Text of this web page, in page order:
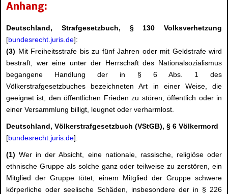
Anhang:
Deutschland, Strafgesetzbuch, § 130 Volksverhetzung
[bundesrecht.juris.de]:
(3) Mit Freiheitsstrafe bis zu fünf Jahren oder mit Geldstrafe wird
bestraft, wer eine unter der Herrschaft des Nationalsozialismus
begangene Handlung der in § 6 Abs. 1 des
Völkerstrafgesetzbuches bezeichneten Art in einer Weise, die
geeignet ist, den öffentlichen Frieden zu stören, öffentlich oder in
einer Versammlung billigt, leugnet oder verharmlost.
Deutschland, Völkerstrafgesetzbuch (VStGB), § 6 Völkermord
[bundesrecht.juris.de]:
(1) Wer in der Absicht, eine nationale, rassische, religiöse oder
ethnische Gruppe als solche ganz oder teilweise zu zerstören, ein
Mitglied der Gruppe tötet, einem Mitglied der Gruppe schwere
körperliche oder seelische Schäden, insbesondere der in § 226